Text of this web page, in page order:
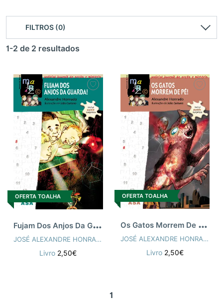
FILTROS (0)
1-2 de 2 resultados
OFERTA TOALHA
F
ujam Dos Anjos Da Guarda Pa
JOSÉ ALEXANDRE HONRADO JOSE ALEXANDRE M S HONRADO
Livro 2,50€
OFERTA TOALHA
O
s Gatos Morrem De Pé Pa
JOSÉ ALEXANDRE HONRADO
Livro 2,50€
1